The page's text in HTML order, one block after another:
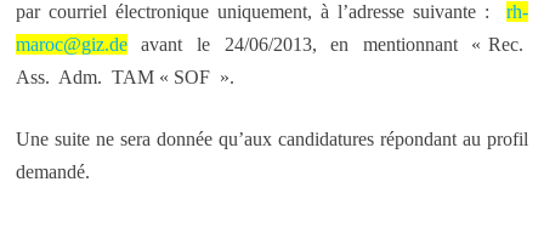
par courriel électronique uniquement, à l’adresse suivante :rh-
maroc@giz.deavant le 24/06/2013, en mentionnant « Rec.
Ass. Adm. TAM « SOF ».
Une suite ne sera donnée qu’aux candidatures répondant au profil
demandé.